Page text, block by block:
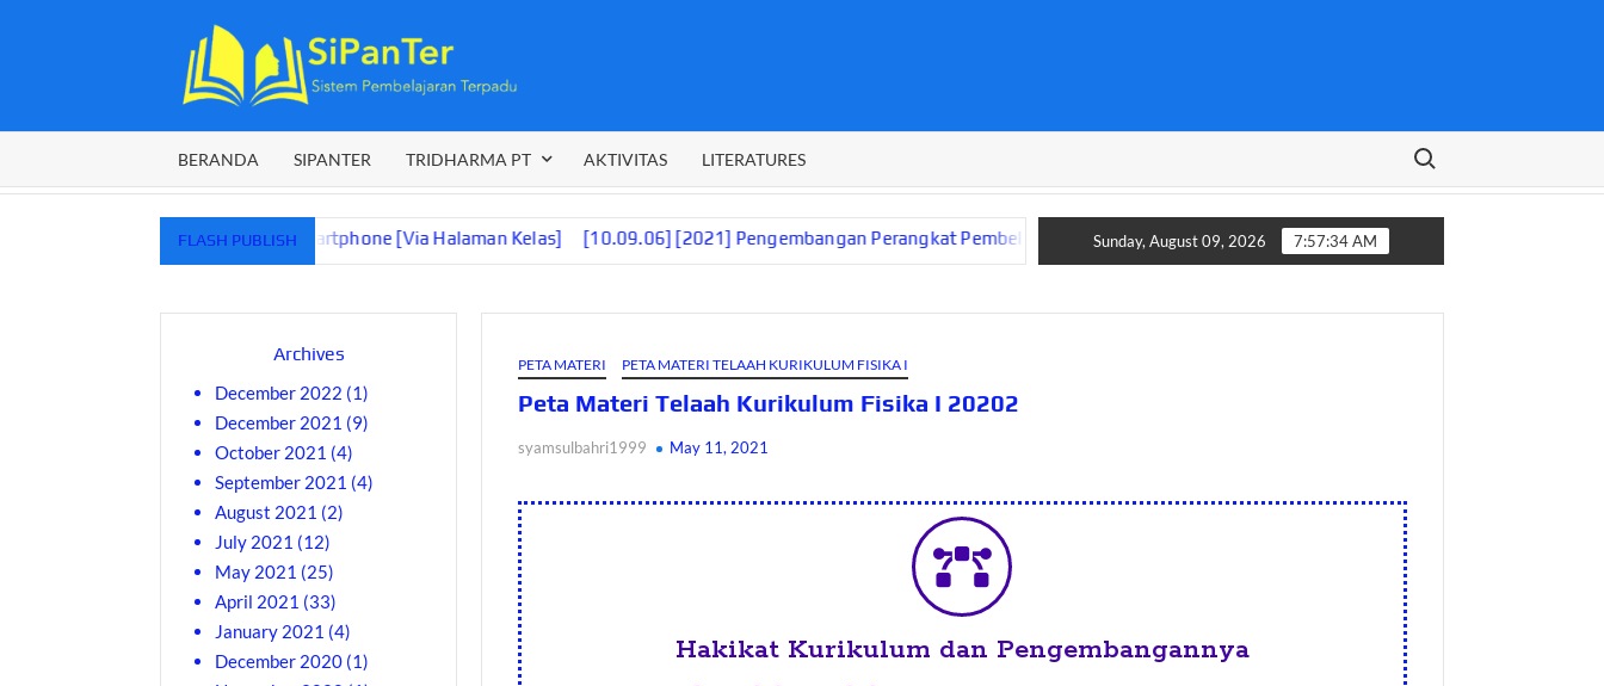
BERANDA SIPANTER TRIDHARMA PT AKTIVITAS LITERATURES
Search for:
FLASH PUBLISH
dg Menggunakan Smartphone [Via Halaman Kelas] [10.09.06] [2021] Pengembangan Perangkat Pembelajaran Digital Berbasis Moodle dengan LMS SiPanTer pada SMA di Kota Merauke
Sunday, August 09, 2026 7:57:35 AM
PETA MATERI PETA MATERI TELAAH KURIKULUM FISIKA I
Peta Materi Telaah Kurikulum Fisika I 20202
syamsulbahri1999 May 11, 2021
Hakikat Kurikulum dan Pengembangannya
Archives
December 2022 (1)
December 2021 (9)
October 2021 (4)
September 2021 (4)
August 2021 (2)
July 2021 (12)
May 2021 (25)
April 2021 (33)
January 2021 (4)
December 2020 (1)